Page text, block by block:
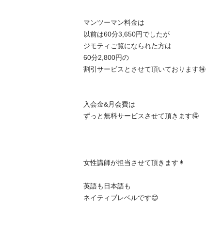
マンツーマン料金は
以前は60分3,650円でしたが
ジモティご覧になられた方は
60分2,800円の
割引サービスとさせて頂いております🉐
入会金&月会費は
ずっと無料サービスさせて頂きます🉐
女性講師が担当させて頂きます👩
英語も日本語も
ネイティブレベルです😊